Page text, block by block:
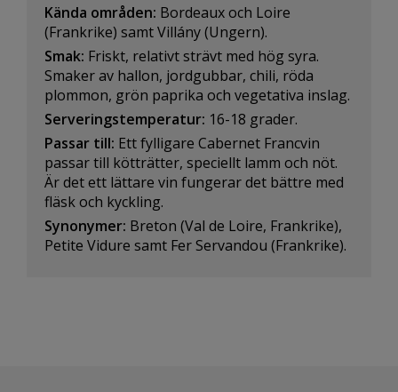
Kända områden: Bordeaux och Loire
(Frankrike) samt Villány (Ungern).
Smak: Friskt, relativt strävt med hög syra.
Smaker av hallon, jordgubbar, chili, röda
plommon, grön paprika och vegetativa inslag.
Serveringstemperatur: 16-18 grader.
Passar till: Ett fylligare Cabernet Francvin
passar till kötträtter, speciellt lamm och nöt.
Är det ett lättare vin fungerar det bättre med
fläsk och kyckling.
Synonymer: Breton (Val de Loire, Frankrike),
Petite Vidure samt Fer Servandou (Frankrike).